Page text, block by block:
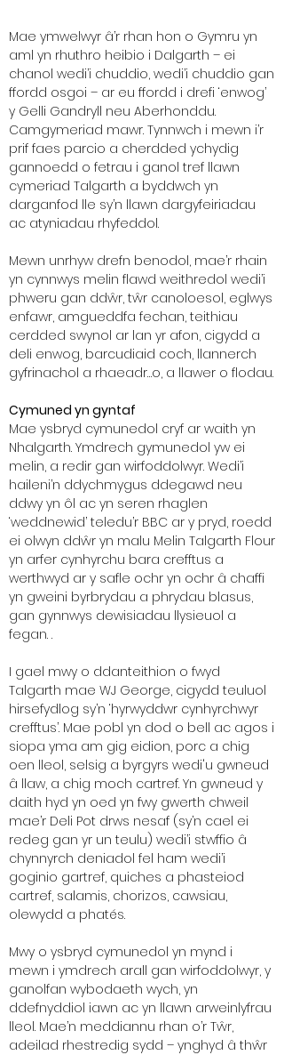
Mae ymwelwyr â’r rhan hon o Gymru yn
aml yn rhuthro heibio i Dalgarth – ei
chanol wedi’i chuddio, wedi’i chuddio gan
ffordd osgoi – ar eu ffordd i drefi ‘enwog’
y Gelli Gandryll neu Aberhonddu.
Camgymeriad mawr. Tynnwch i mewn i’r
prif faes parcio a cherdded ychydig
gannoedd o fetrau i ganol tref llawn
cymeriad Talgarth a byddwch yn
darganfod lle sy’n llawn dargyfeiriadau
ac atyniadau rhyfeddol.
Mewn unrhyw drefn benodol, mae’r rhain
yn cynnwys melin flawd weithredol wedi’i
phweru gan ddŵr, tŵr canoloesol, eglwys
enfawr, amgueddfa fechan, teithiau
cerdded swynol ar lan yr afon, cigydd a
deli enwog, barcudiaid coch, llannerch
gyfrinachol a rhaeadr…o, a llawer o flodau.
Cymuned yn gyntaf
Mae ysbryd cymunedol cryf ar waith yn
Nhalgarth. Ymdrech gymunedol yw ei
melin, a redir gan wirfoddolwyr. Wedi’i
haileni’n ddychmygus ddegawd neu
ddwy yn ôl ac yn seren rhaglen
‘weddnewid’ teledu’r BBC ar y pryd, roedd
ei olwyn ddŵr yn malu Melin Talgarth Flour
yn arfer cynhyrchu bara crefftus a
werthwyd ar y safle ochr yn ochr â chaffi
yn gweini byrbrydau a phrydau blasus,
gan gynnwys dewisiadau llysieuol a
fegan. .
I gael mwy o ddanteithion o fwyd
Talgarth mae WJ George, cigydd teuluol
hirsefydlog sy’n ‘hyrwyddwr cynhyrchwyr
crefftus’. Mae pobl yn dod o bell ac agos i
siopa yma am gig eidion, porc a chig
oen lleol, selsig a byrgyrs wedi'u gwneud
â llaw, a chig moch cartref. Yn gwneud y
daith hyd yn oed yn fwy gwerth chweil
mae’r Deli Pot drws nesaf (sy’n cael ei
redeg gan yr un teulu) wedi’i stwffio â
chynnyrch deniadol fel ham wedi’i
goginio gartref, quiches a phasteiod
cartref, salamis, chorizos, cawsiau,
olewydd a phatés.
Mwy o ysbryd cymunedol yn mynd i
mewn i ymdrech arall gan wirfoddolwyr, y
ganolfan wybodaeth wych, yn
ddefnyddiol iawn ac yn llawn arweinlyfrau
lleol. Mae’n meddiannu rhan o’r Tŵr,
adeilad rhestredig sydd – ynghyd â thŵr